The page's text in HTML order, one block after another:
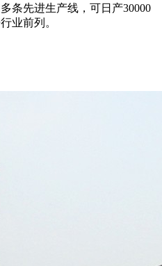
条先进生产线，可日产30000
业前列。